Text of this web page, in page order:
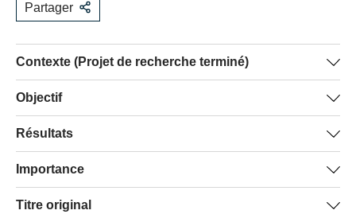
Partager
Contexte (Projet de recherche terminé)
En septembre 2013, le Conseil fédéral suisse a proposé
une série de mesures fiscales visant à atteindre ses
objectifs stratégiques en matière d’énergie et
d’environnement d’ici 2050 (Stratégie énergétique 2050).
Dans le cadre des propositions annoncées, les mesures
d’encouragement servant actuellement à financer les
subventions pour les énergies renouvelables et la
Objectif
Ce projet utilise la modélisation économique théorique et
numérique moderne pour répondre à la question
suivante: peut-on concilier une hausse des taxes
environnementales avec le développement économique
et la croissance? Les travaux actuels visent à identifier et
Résultats
Les résultats montrent que, dans l’économie suisse, une
réforme fiscale écologique avec des objectifs stricts
d’émissions de CO2 peut avoir un effet positif sur la
Importance
Importance pour la recherche
Titre original